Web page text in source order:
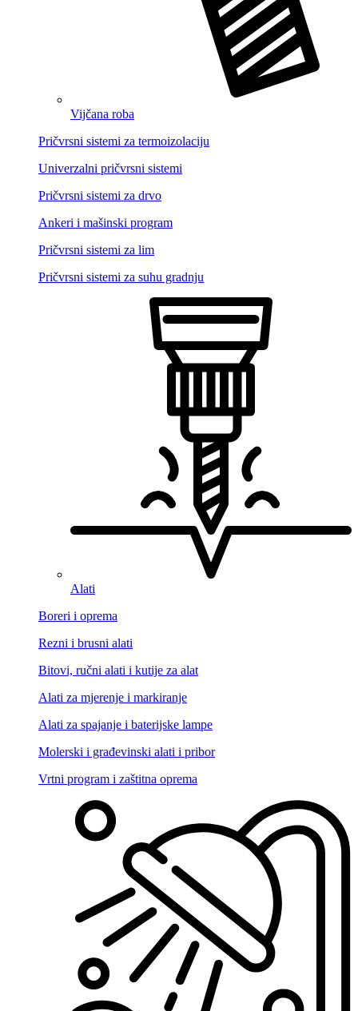
Vijčana roba
Pričvrsni sistemi za termoizolaciju
Univerzalni pričvrsni sistemi
Pričvrsni sistemi za drvo
Ankeri i mašinski program
Pričvrsni sistemi za lim
Pričvrsni sistemi za suhu gradnju
Alati
Boreri i oprema
Rezni i brusni alati
Bitovi, ručni alati i kutije za alat
Alati za mjerenje i markiranje
Alati za spajanje i baterijske lampe
Molerski i građevinski alati i pribor
Vrtni program i zaštitna oprema